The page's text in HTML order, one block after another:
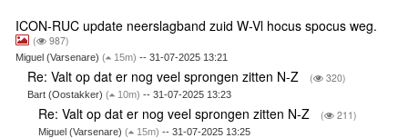
ICON-RUC update neerslagband zuid W-Vl hocus spocus weg.
( 987)
Miguel (Varsenare) ( 15m) -- 31-07-2025 13:21
Re: Valt op dat er nog veel sprongen zitten N-Z ( 320)
Bart (Oostakker) ( 10m) -- 31-07-2025 13:23
Re: Valt op dat er nog veel sprongen zitten N-Z ( 211)
Miguel (Varsenare)( 15m) -- 31-07-2025 13:25